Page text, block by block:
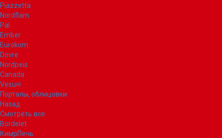
Piazzetta
Nordflam
Pal
Ember
Eurokom
Dovre
Nordpeis
Canada
Vesuvi
Порталы, облицовки
Назад
Смотреть все
Bordelet
КимрПечь